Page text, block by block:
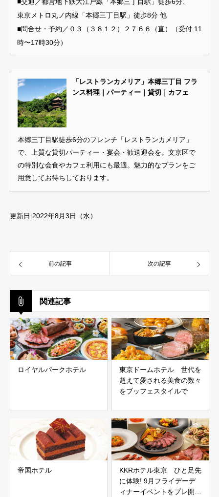
■交通／都営地下鉄大江戸線「本郷三丁目駅」徒歩6分、
東京メトロ丸ノ内線「本郷三丁目駅」徒歩8分 他
■問合せ・予約／０３（３８１２）２７６６（直）（受付 11
時〜17時30分）
「レストランカメリア」本郷三丁目 フラ
ンス料理｜パーティー｜貸切｜カフェ
本郷三丁目駅徒歩6分のフレンチ「レストランカメリア」
で、上質な貸切パーティー・宴会・歓送迎会を。文京区で
の特別な会食やカフェ利用にも最適。魅力的なプランをご
用意してお待ちしております。
更新日:2022年8月3日（水）
前の記事 次の記事
関連記事
ロイヤルパークホテル
東京ドームホテル 世代を
超えて愛される美食の数々
をブッフェスタイルで
帝国ホテル
KKRホテル東京 ひと足先
に体験! 9月フライデーデ
ィナーイベントをプレ開